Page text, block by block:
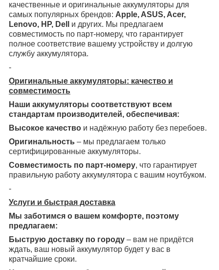
качественные и оригинальные аккумуляторы для
самых популярных брендов: Apple, ASUS, Acer,
Lenovo, HP, Dell и других. Мы предлагаем
совместимость по парт-номеру, что гарантирует
полное соответствие вашему устройству и долгую
службу аккумулятора.
-
Оригинальные аккумуляторы: качество и
совместимость
Наши аккумуляторы соответствуют всем
стандартам производителей, обеспечивая:
Высокое качество и надёжную работу без перебоев.
Оригинальность – мы предлагаем только
сертифицированные аккумуляторы.
Совместимость по парт-номеру, что гарантирует
правильную работу аккумулятора с вашим ноутбуком.
-
Услуги и быстрая доставка
Мы заботимся о вашем комфорте, поэтому
предлагаем:
Быструю доставку по городу – вам не придётся
ждать, ваш новый аккумулятор будет у вас в
кратчайшие сроки.